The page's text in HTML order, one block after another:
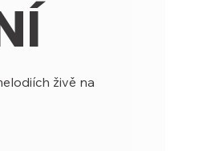
živě na